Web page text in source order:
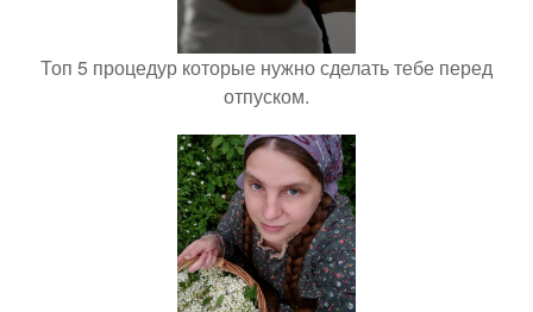
Топ 5 процедур которые нужно сделать тебе перед
отпуском.